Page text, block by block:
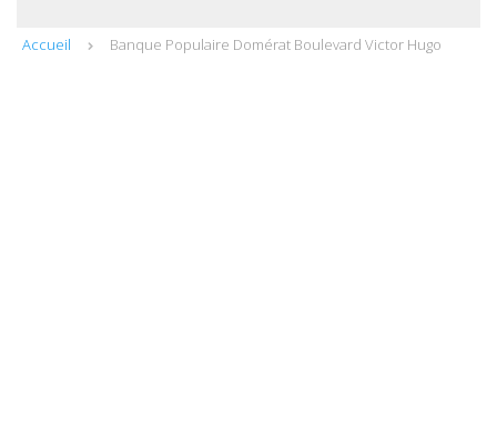
Accueil Banque Populaire Domérat Boulevard Victor Hugo